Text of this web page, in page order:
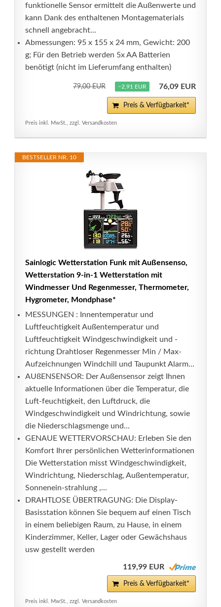
funktionelle Sensor ermittelt die Außenwerte und
kann Dank des enthaltenen Montagematerials
schnell angebracht...
Abmessungen: 95 x 155 x 24 mm, Gewicht: 200
g; Für den Betrieb werden 5x AA Batterien
benötigt (nicht im Lieferumfang enthalten)
79,00 EUR −2,91 EUR 76,09 EUR
Preis & Verfügbarkeit*
Preis inkl. MwSt., zzgl. Versandkosten
BESTSELLER NR. 10
Sainlogic Wetterstation Funk mit Außensenso,
Wetterstation 9-in-1 Wetterstation mit
Windmesser Und Regenmesser, Thermometer,
Hygrometer, Mondphase*
MESSUNGEN : Innentemperatur und
Luftfeuchtigkeit Außentemperatur und
Luftfeuchtigkeit Windgeschwindigkeit und -
richtung Drahtloser Regenmesser Min / Max-
Aufzeichnungen Windchill und Taupunkt Alarm...
AUßENSENSOR: Der Außensensor zeigt Ihnen
aktuelle Informationen über die Temperatur, die
Luft-feuchtigkeit, den Luftdruck, die
Windgeschwindigkeit und Windrichtung, sowie
die Niederschlagsmenge und...
GENAUE WETTERVORSCHAU: Erleben Sie den
Komfort Ihrer persönlichen Wetterinformationen
Die Wetterstation misst Windgeschwindigkeit,
Windrichtung, Niederschlag, Außentemperatur,
Sonnenein-strahlung ,...
DRAHTLOSE ÜBERTRAGUNG: Die Display-
Basisstation können Sie bequem auf einen Tisch
in einem beliebigen Raum, zu Hause, in einem
Kinderzimmer, Keller, Lager oder Gewächshaus
usw gestellt werden
119,99 EUR
Preis & Verfügbarkeit*
Preis inkl. MwSt., zzgl. Versandkosten